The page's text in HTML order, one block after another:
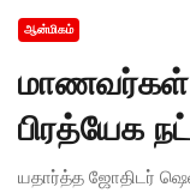
ஆன்மிகம்
மாணவர்கள்
பிரத்யேக
யதார்த்த ஜோதிடர்